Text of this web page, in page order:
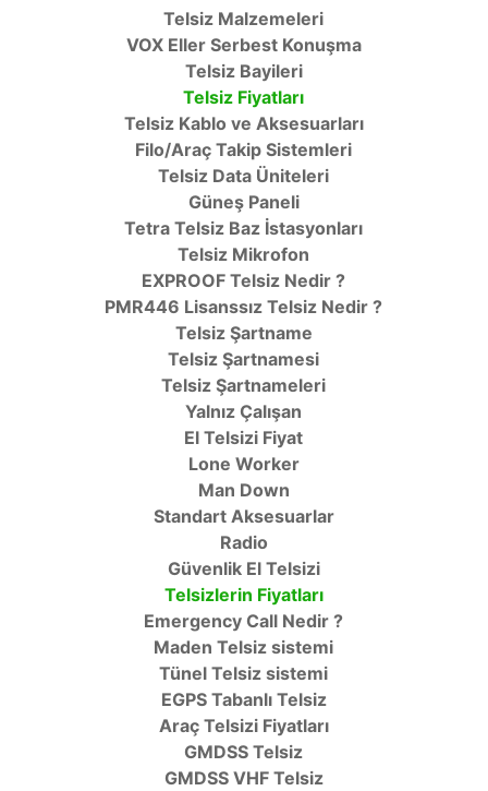
Telsiz Malzemeleri
VOX Eller Serbest Konuşma
Telsiz Bayileri
Telsiz Fiyatları
Telsiz Kablo ve Aksesuarları
Filo/Araç Takip Sistemleri
Telsiz Data Üniteleri
Güneş Paneli
Tetra Telsiz Baz İstasyonları
Telsiz Mikrofon
EXPROOF Telsiz Nedir ?
PMR446 Lisanssız Telsiz Nedir ?
Telsiz Şartname
Telsiz Şartnamesi
Telsiz Şartnameleri
Yalnız Çalışan
El Telsizi Fiyat
Lone Worker
Man Down
Standart Aksesuarlar
Radio
Güvenlik El Telsizi
Telsizlerin Fiyatları
Emergency Call Nedir ?
Maden Telsiz sistemi
Tünel Telsiz sistemi
EGPS Tabanlı Telsiz
Araç Telsizi Fiyatları
GMDSS Telsiz
GMDSS VHF Telsiz